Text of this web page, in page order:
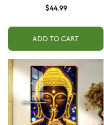
$44.99
ADD TO CART